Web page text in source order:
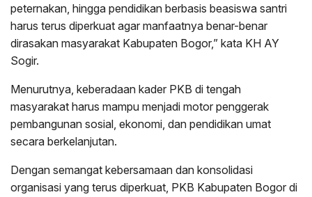
peternakan, hingga pendidikan berbasis beasiswa santri
harus terus diperkuat agar manfaatnya benar-benar
dirasakan masyarakat Kabupaten Bogor,” kata KH AY
Sogir.
Menurutnya, keberadaan kader PKB di tengah
masyarakat harus mampu menjadi motor penggerak
pembangunan sosial, ekonomi, dan pendidikan umat
secara berkelanjutan.
Dengan semangat kebersamaan dan konsolidasi
organisasi yang terus diperkuat, PKB Kabupaten Bogor di